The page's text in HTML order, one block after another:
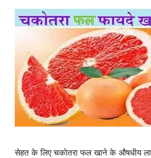
सेहत के लिए चकोतरा फल खाने के औषधीय